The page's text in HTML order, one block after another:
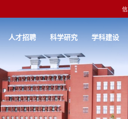
人才招聘 科学研究 学科建设